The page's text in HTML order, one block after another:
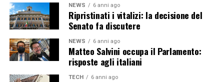
NEWS 6 anni ago
Ripristinati i vitalizi: la decisione del
Senato fa discutere
NEWS 6 anni ago
Matteo Salvini occupa il Parlamento:
risposte agli italiani
TECH 6 anni ago